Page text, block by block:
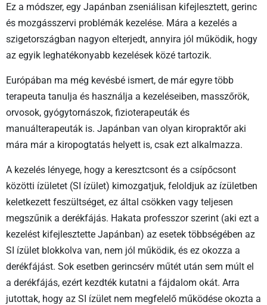
Ez a módszer, egy Japánban zseniálisan kifejlesztett, gerinc
és mozgásszervi problémák kezelése. Mára a kezelés a
szigetországban nagyon elterjedt, annyira jól működik, hogy
az egyik leghatékonyabb kezelések közé tartozik.
Európában ma még kevésbé ismert, de már egyre több
terapeuta tanulja és használja a kezeléseiben, masszőrök,
orvosok, gyógytornászok, fizioterapeuták és
manuálterapeuták is. Japánban van olyan kiropraktőr aki
mára már a kiropogtatás helyett is, csak ezt alkalmazza.
A kezelés lényege, hogy a keresztcsont és a csípőcsont
közötti ízületet (SI ízület) kimozgatjuk, feloldjuk az ízületben
keletkezett feszültséget, ez által csökken vagy teljesen
megszűnik a derékfájás. Hakata professzor szerint (aki ezt a
kezelést kifejlesztette Japánban) az esetek többségében az
SI ízület blokkolva van, nem jól működik, és ez okozza a
derékfájást. Sok esetben gerincsérv műtét után sem múlt el
a derékfájás, ezért kezdték kutatni a fájdalom okát. Arra
jutottak, hogy az SI ízület nem megfelelő működése okozta a